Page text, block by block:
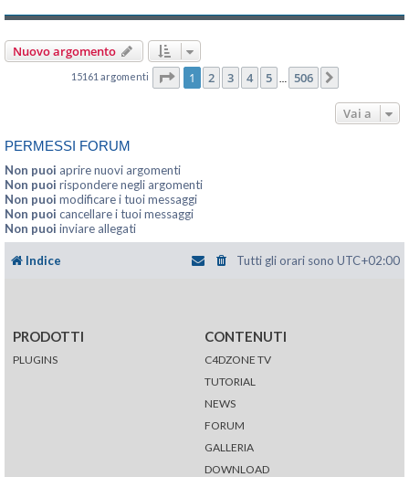
Nuovo argomento
15161 argomenti Pagina di 506
1 2 3 4 5 506
Vai a
PERMESSI FORUM
Non puoi aprire nuovi argomenti
Non puoi rispondere negli argomenti
Non puoi modificare i tuoi messaggi
Non puoi cancellare i tuoi messaggi
Non puoi inviare allegati
Indice Tutti gli orari sono UTC+02:00
PRODOTTI
PLUGINS
CONTENUTI
C4DZONE TV
TUTORIAL
NEWS
FORUM
GALLERIA
DOWNLOAD